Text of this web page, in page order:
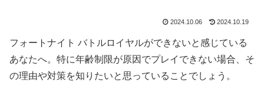
2024.10.06 2024.10.19
フォートナイト バトルロイヤルができないと感じている
あなたへ。特に年齢制限が原因でプレイできない場合、そ
の理由や対策を知りたいと思っていることでしょう。